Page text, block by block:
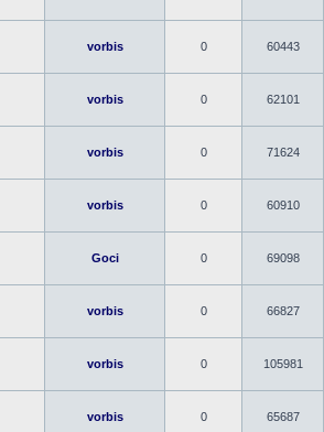
vorbis 0 60443
vorbis 0 62101
vorbis 0 71624
vorbis 0 60910
Goci 0 69098
vorbis 0 66827
vorbis 0 105981
vorbis 0 65687